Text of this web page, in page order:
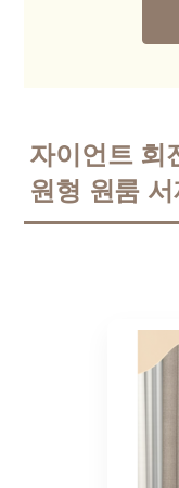
자이언트 회
원형 원룸